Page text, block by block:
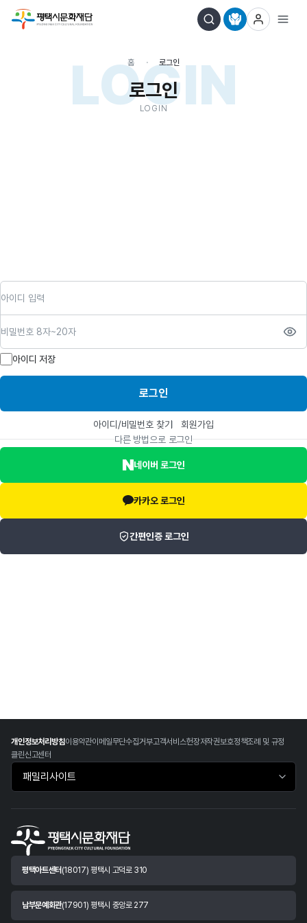
LOGIN
홈 로그인
로그인
LOGIN
아이디 저장
로그인
아이디/비밀번호 찾기
회원가입
다른 방법으로 로그인
네이버 로그인
카카오 로그인
간편인증 로그인
개인정보처리방침이용약관이메일무단수집거부고객서비스헌장저작권보호정책조례 및 규정
클린신고센터
패밀리사이트 바로가기
평택아트센터 (18017) 평택시 고덕로 310
남부문예회관(17901) 평택시 중앙로 277